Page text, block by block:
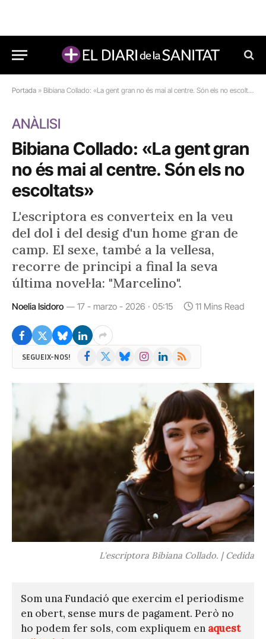
Portada » Bibiana Collado: «La gent gran no és mai al centre. Són els no escoltats»
ANÀLISI
Bibiana Collado: «La gent gran
no és mai al centre. Són els no
escoltats»
L'escriptora es converteix en la veu
del dol i del desig d'un home gran de
camp. El sexe, també a la vellesa,
recorre de principi a final la seva
última novel·la: "Marcelino".
Noelia Isidoro 17 - marzo - 2026 · 05:15 11 Mins Read
SEGUEIX-NOS! Facebook BlueskyInstagramLinkedIn
RSS
L'escriptora Bibiana Collado. | Cedida
Som una Fundació que exercim el periodisme
en obert, sense murs de pagament. Però no
ho podem fer sols, com expliquem en aquest